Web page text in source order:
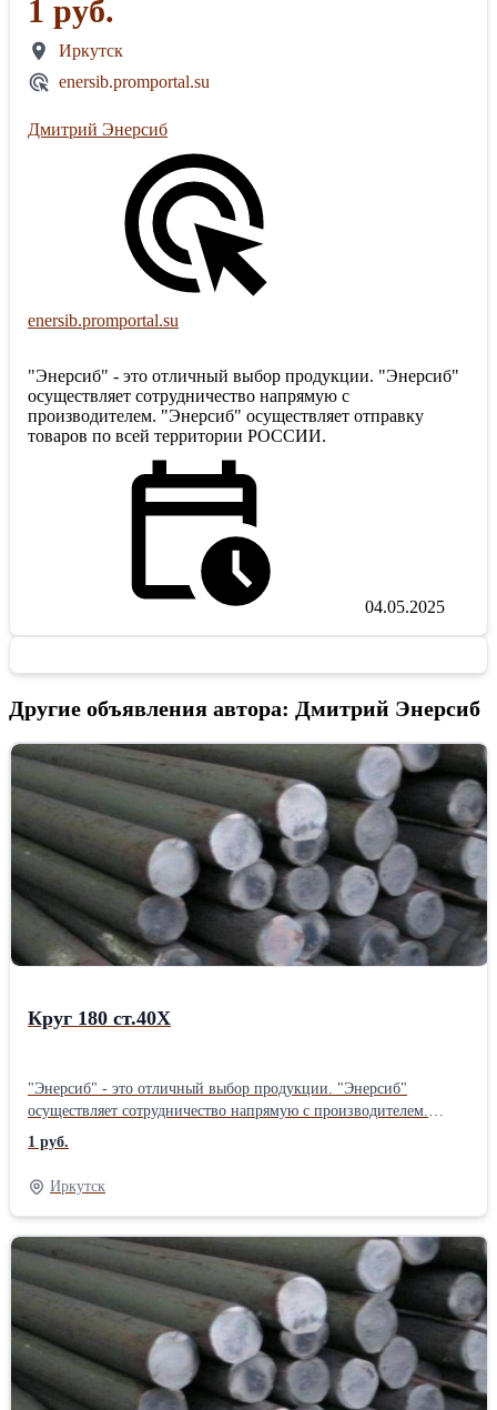
1 руб.
Иркутск
enersib.promportal.su
Дмитрий Энерсиб
enersib.promportal.su
"Энерсиб" - это отличный выбор продукции. "Энерсиб"
осуществляет сотрудничество напрямую с
производителем. "Энерсиб" осуществляет отправку
товаров по всей территории РОССИИ.
04.05.2025
Другие объявления автора: Дмитрий Энерсиб
Круг 180 ст.40Х
"Энерсиб" - это отличный выбор продукции. "Энерсиб"
осуществляет сотрудничество напрямую с производителем.
"Энерсиб" осуществляет отправку товаров по всей территории
РОССИИ.
1 руб.
Иркутск